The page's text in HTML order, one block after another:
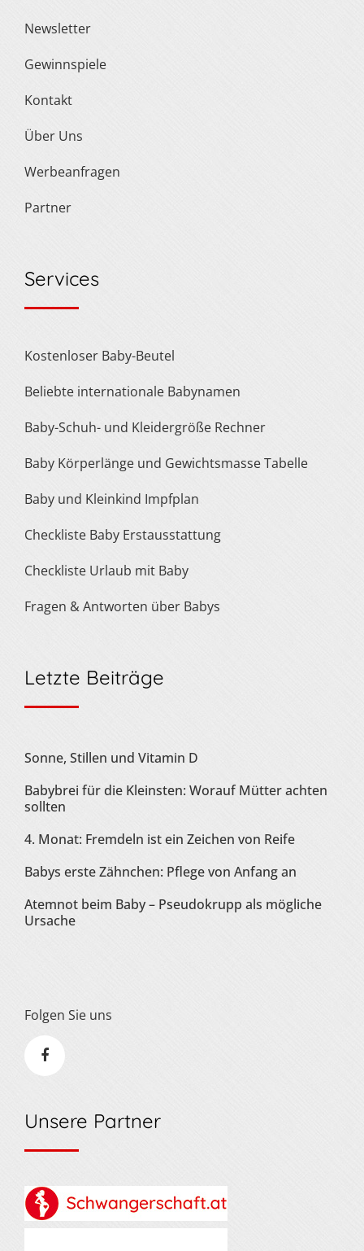
Newsletter
Gewinnspiele
Kontakt
Über Uns
Werbeanfragen
Partner
Services
Kostenloser Baby-Beutel
Beliebte internationale Babynamen
Baby-Schuh- und Kleidergröße Rechner
Baby Körperlänge und Gewichtsmasse Tabelle
Baby und Kleinkind Impfplan
Checkliste Baby Erstausstattung
Checkliste Urlaub mit Baby
Fragen & Antworten über Babys
Letzte Beiträge
Sonne, Stillen und Vitamin D
Babybrei für die Kleinsten: Worauf Mütter achten
sollten
4. Monat: Fremdeln ist ein Zeichen von Reife
Babys erste Zähnchen: Pflege von Anfang an
Atemnot beim Baby – Pseudokrupp als mögliche
Ursache
Folgen Sie uns
Unsere Partner